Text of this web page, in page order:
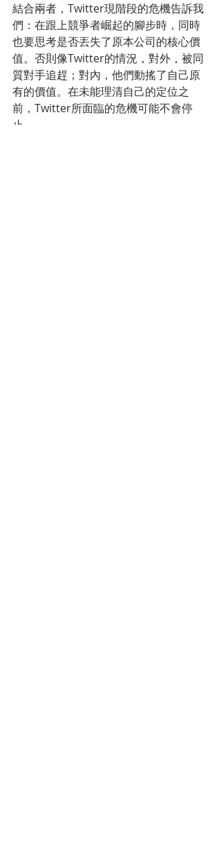
結合兩者，Twitter現階段的危機告訴我
們：在跟上競爭者崛起的腳步時，同時
也要思考是否丟失了原本公司的核心價
值。否則像Twitter的情況，對外，被同
質對手追趕；對內，他們動搖了自己原
有的價值。在未能理清自己的定位之
前，Twitter所面臨的危機可能不會停
止。